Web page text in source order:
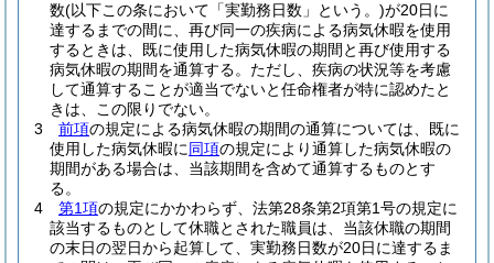
数(以下この条において「実勤務日数」という。)が20日に
達するまでの間に、再び同一の疾病による病気休暇を使用
するときは、既に使用した病気休暇の期間と再び使用する
病気休暇の期間を通算する。 ただし、疾病の状況等を考慮
して通算することが適当でないと任命権者が特に認めたと
きは、この限りでない。
3
前項の規定による病気休暇の期間の通算については、既に
使用した病気休暇に同項の規定により通算した病気休暇の
期間がある場合は、当該期間を含めて通算するものとす
る。
4
第1項の規定にかかわらず、法第28条第2項第1号の規定に
該当するものとして休職とされた職員は、当該休職の期間
の末日の翌日から起算して、実勤務日数が20日に達するま